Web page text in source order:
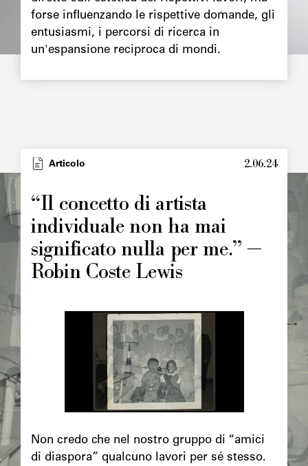
forse influenzando le rispettive domande, gli
entusiasmi, i percorsi di ricerca in
un'espansione reciproca di mondi.
TypeArticolo 2.06.24
“Il concetto di artista
individuale non ha mai
significato nulla per me.” —
Robin Coste Lewis
Image
principale
Non credo che nel nostro gruppo di “amici
di diaspora” qualcuno lavori per sé stesso.